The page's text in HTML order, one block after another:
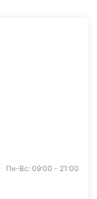
Пн-Вс: 09:00 - 21:00